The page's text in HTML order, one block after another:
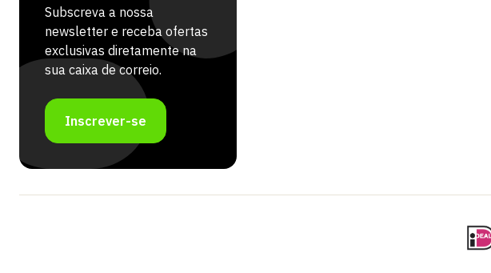
Subscreva a nossa
newsletter e receba ofertas
exclusivas diretamente na
sua caixa de correio.
Inscrever-se